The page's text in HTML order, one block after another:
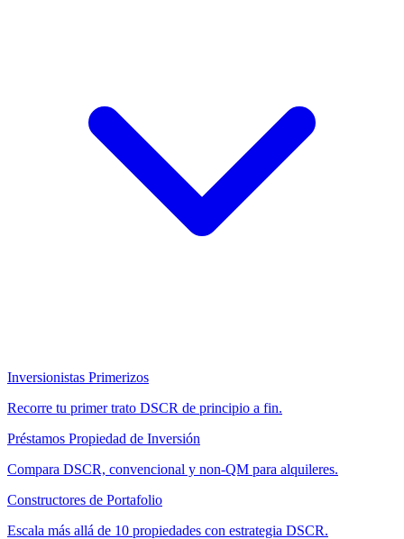
Inversionistas Primerizos
Recorre tu primer trato DSCR de principio a fin.
Préstamos Propiedad de Inversión
Compara DSCR, convencional y non-QM para alquileres.
Constructores de Portafolio
Escala más allá de 10 propiedades con estrategia DSCR.